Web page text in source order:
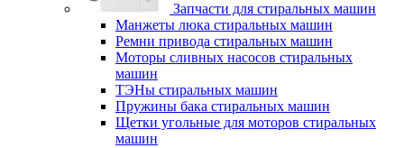
Запчасти для стиральных машин
Манжеты люка стиральных машин
Ремни привода стиральных машин
Моторы сливных насосов стиральных
машин
ТЭНы стиральных машин
Пружины бака стиральных машин
Щетки угольные для моторов стиральных
машин